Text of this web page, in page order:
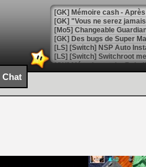
[GK] Mémoire cash -
[GK] "Vous ne serez
[Mo5] Changeable
[GK] Des bugs de Super
[LS] [Switch] NSP Auto
[GK] La saga horrifique
[GK] Le portage de Super
[Mo5] Le jeu de course
[GK] Guillermo del Toro
Chat